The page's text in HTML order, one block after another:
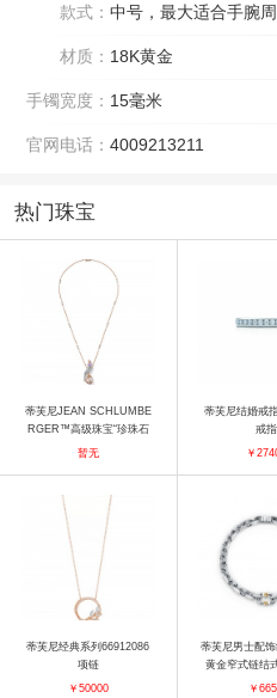
款式： 中号，最大适合手腕
材质： 18K黄金
手镯宽度： 15毫米
官网电话： 4009213211
热门珠宝
蒂芙尼JEAN SCHLUMBE
RGER™高级珠宝“珍珠石
上鸟”白色与浅橙棕色珍珠
暂无
蒂芙尼结婚戒
戒指
￥
蒂芙尼经典系列66912086
项链
￥50000
蒂芙尼男士配
黄金窄式链结
￥